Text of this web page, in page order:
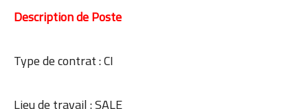
Description de Poste
Type de contrat : CI
Lieu de travail : SALE